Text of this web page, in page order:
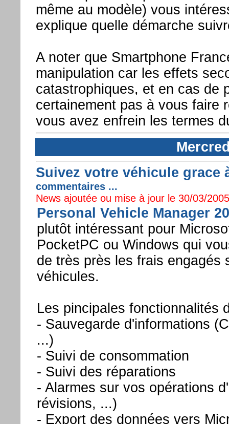
même au modèle) vous
explique quelle démarche
A noter que Smartphone
manipulation car les effets
catastrophiques, et en cas de
certainement pas à vous faire
vous avez enfrein les termes
Suivez votre véhicule grace
commentaires ...
News ajoutée ou mise à jour le 30/03/
Personal Vehicle Manager
plutôt intéressant pour
PocketPC ou Windows qui
de très près les frais engagés
véhicules.
Les pincipales fonctionnalités
- Sauvegarde d'informations
...)
- Suivi de consommation
- Suivi des réparations
- Alarmes sur vos opérations
révisions, ...)
- Export des données vers